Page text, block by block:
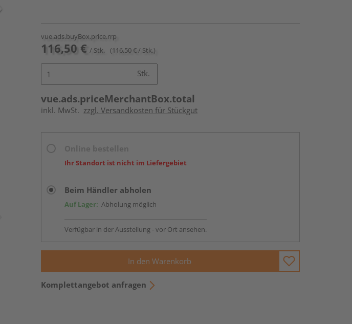
vue.ads.buyBox.price.rrp
116,50 € / Stk. (116,50 € / Stk.)
Stk.
vue.ads.priceMerchantBox.total
inkl. MwSt. zzgl. Versandkosten für Stückgut
Ihr Standort ist nicht im Liefergebiet
Beim Händler abholen
Auf Lager: Abholung möglich
Verfügbar in der Ausstellung - vor Ort ansehen.
In den Warenkorb
Komplettangebot anfragen